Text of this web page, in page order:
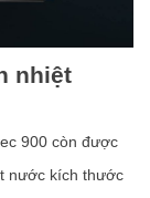
nhiệt
900 còn được
nước kích thước